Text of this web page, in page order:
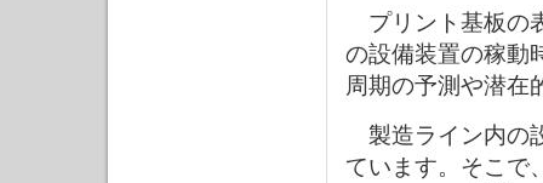
プリント基板の
の設備装置の稼動
周期の予測や潜在
製造ライン内の
ています。そこで